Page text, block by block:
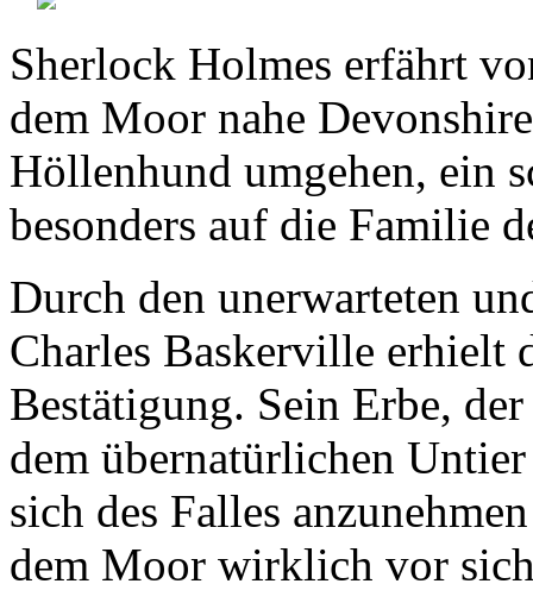
Sherlock Holmes erfährt
dem Moor nahe
Höllenhund umgehen, ein
besonders auf die Familie
Durch den unerwarteten
Charles Baskerville erhielt
Bestätigung. Sein Erbe,
dem übernatürlichen
sich des Falles
dem Moor wirklich vor